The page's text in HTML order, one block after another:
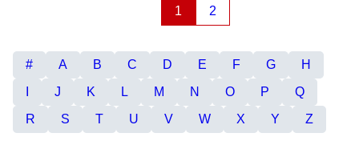
1 2
# A B C D E F G
H
J K L M N O P
Q
R
S T U V W X Y Z